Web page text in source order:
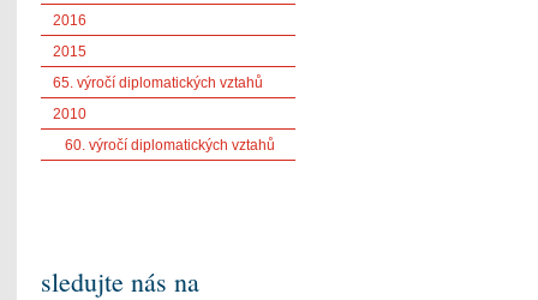
2016
2015
65. výročí diplomatických vztahů
2010
60. výročí diplomatických vztahů
sledujte nás na